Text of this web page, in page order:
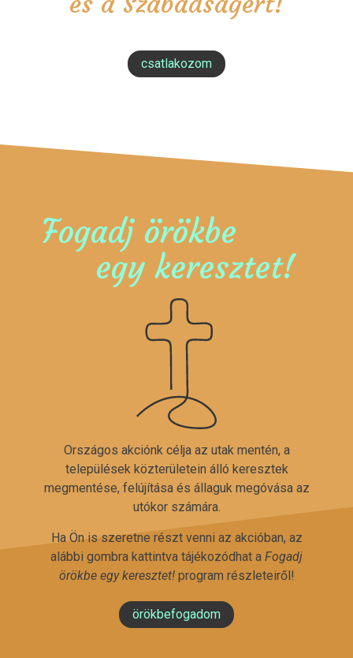
csatlakozom
Fogadj örökbe
egy keresztet!
Országos akciónk célja az utak mentén, a
települések közterületein álló keresztek
megmentése, felújítása és állaguk megóvása az
utókor számára.
Ha Ön is szeretne részt venni az akcióban, az
alábbi gombra kattintva tájékozódhat a Fogadj
örökbe egy keresztet!program részleteiről!
örökbefogadom